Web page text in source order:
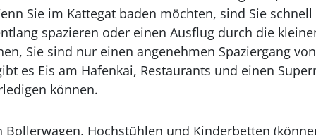
Sie im Kattegat baden möchten, sind Sie
spazieren oder einen Ausflug durch die
Sie sind nur einen angenehmen Spaziergang
es Eis am Hafenkai, Restaurants und einen
können.
Bollerwagen, Hochstühlen und Kinderbetten